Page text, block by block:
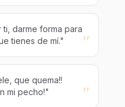
darme forma para
tienes de mí."
"
que quema!!
mi pecho!"
"